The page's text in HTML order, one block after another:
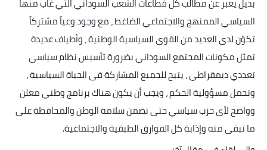
السياسي الممنهج والاجتماعي الضاغط ، مع وجود وعياً مشتركاً
تكوّن لدى العديد من القوى السياسية الوطنية ، وأطياف عديدة
تمثل مكونات المجتمع السوداني بضرورة تأسيس نظام سياسي
تعددي ديمقراطي ، يتيح للجميع المشاركة فى الحياة السياسية ،
وتحمل مسؤولية الحكم ، ويجب أن يكون هناك برنامج وطني معلن
وواضح لأى حزب سياسي حتى نضمن سلامة الوطن والمحافظة على
ما تبقى منه وإذابة كل الفوارق الطبقية والاجتماعية.